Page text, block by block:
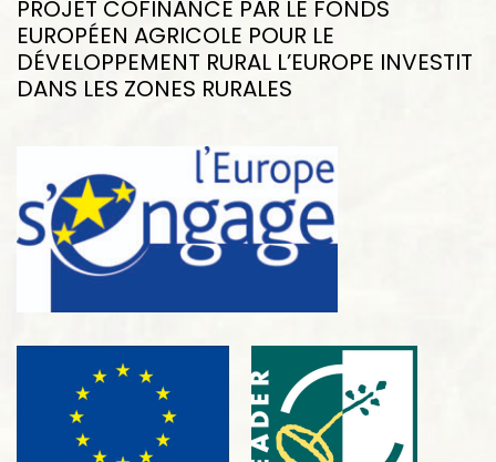
PROJET COFINANCE PAR LE FONDS
EUROPÉEN AGRICOLE POUR LE
DÉVELOPPEMENT RURAL L’EUROPE INVESTIT
DANS LES ZONES RURALES